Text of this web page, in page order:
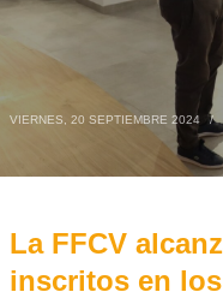
VIERNES, 20 SEPTIEMBRE 2024 /
La FFCV
inscritos en